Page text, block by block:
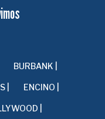
BURBANK |
| ENCINO |
|